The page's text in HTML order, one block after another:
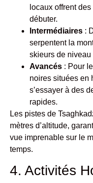
locaux offrent
débuter.
Intermédiaires :
serpentent la
skieurs de niveau
Avancés : Pour
noires situées en
s’essayer à des
rapides.
Les pistes de
mètres d’altitude,
vue imprenable sur le
temps.
4. Activités